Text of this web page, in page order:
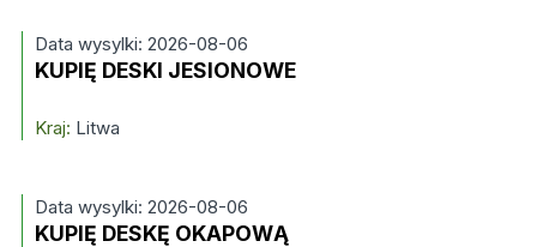
Data wysylki: 2026-08-06
KUPIĘ DESKI JESIONOWE
Kraj: Litwa
Data wysylki: 2026-08-06
KUPIĘ DESKĘ OKAPOWĄ